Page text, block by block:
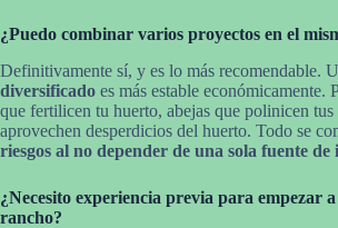
¿Puedo combinar varios proyectos en el
Definitivamente sí, y es lo más recomendable.
diversificado es más estable económicamente.
que fertilicen tu huerto, abejas que polinicen
aprovechen desperdicios del huerto. Todo se
riesgos al no depender de una sola fuente de
¿Necesito experiencia previa para empezar
rancho?